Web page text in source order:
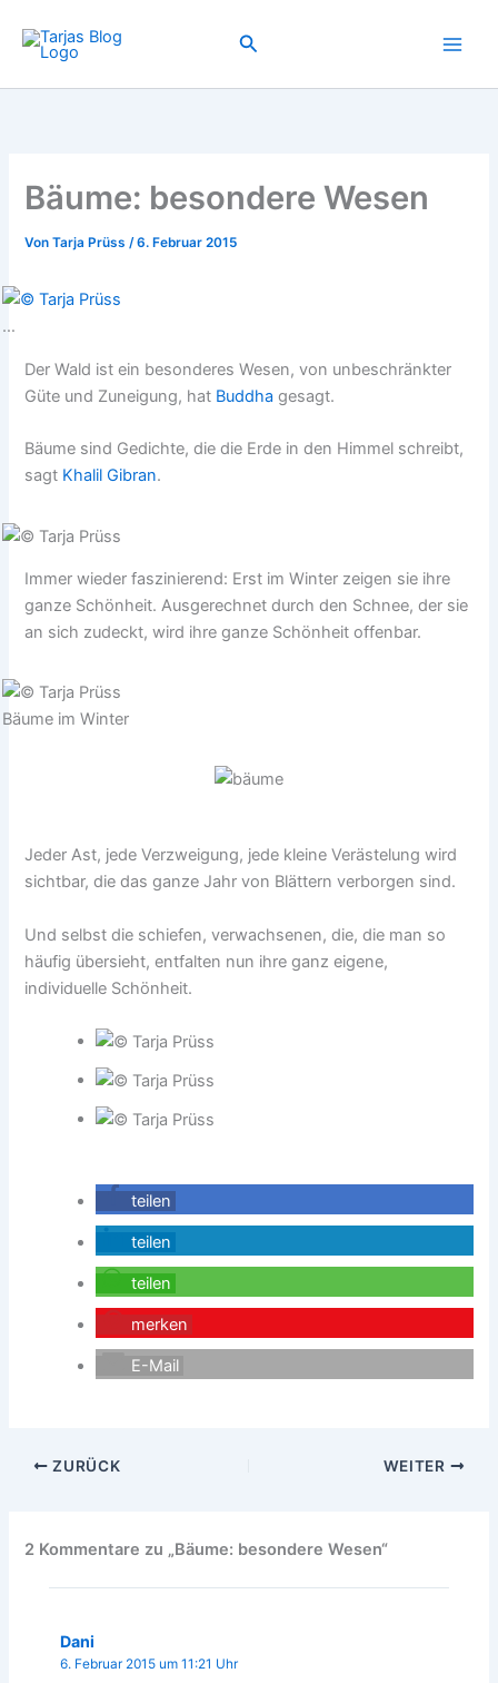
Inhalt
springen
Suchen
Bäume: besondere Wesen
VonTarja Prüss/6. Februar 2015
…
Der Wald ist ein besonderes Wesen, von unbeschränkter
Güte und Zuneigung, hat Buddha gesagt.
Bäume sind Gedichte, die die Erde in den Himmel schreibt,
sagt Khalil Gibran.
Immer wieder faszinierend: Erst im Winter zeigen sie ihre
ganze Schönheit. Ausgerechnet durch den Schnee, der sie
an sich zudeckt, wird ihre ganze Schönheit offenbar.
Bäume im Winter
Jeder Ast, jede Verzweigung, jede kleine Verästelung wird
sichtbar, die das ganze Jahr von Blättern verborgen sind.
Und selbst die schiefen, verwachsenen, die, die man so
häufig übersieht, entfalten nun ihre ganz eigene,
individuelle Schönheit.
teilen
teilen
teilen
merken
E-Mail
ZURÜCK WEITER
2 Kommentare zu „Bäume: besondere Wesen“
Dani
6. Februar 2015 um 11:21 Uhr